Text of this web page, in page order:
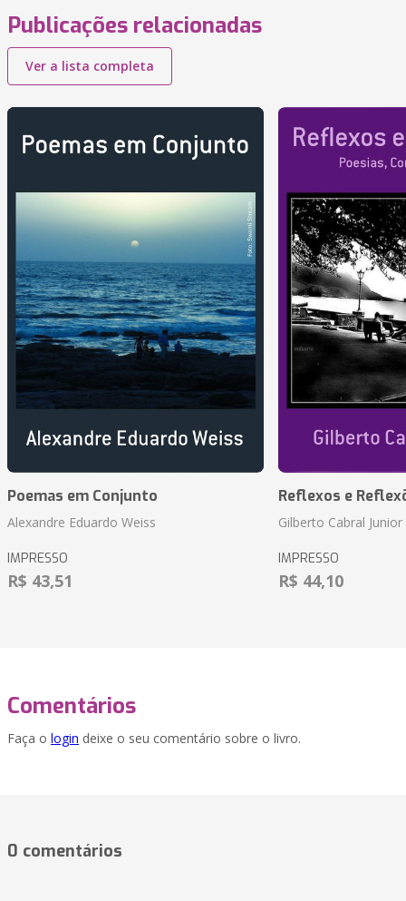
Publicações relacionadas
Ver a lista completa
Poemas em Conjunto
Alexandre Eduardo Weiss
IMPRESSO
R$ 43,51
Reflexos e
Gilberto Cabral Junior
IMPRESSO
R$ 44,10
Comentários
Faça o login deixe o seu comentário sobre o livro.
0 comentários